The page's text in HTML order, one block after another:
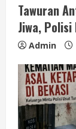
Tawuran
Jiwa,
Admin